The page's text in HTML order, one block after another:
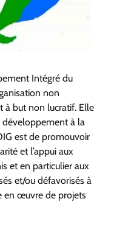
Intégré du
non
à but non lucratif. Elle
à la
est de promouvoir
et l’appui aux
et en particulier aux
et/ou défavorisés à
en œuvre de projets